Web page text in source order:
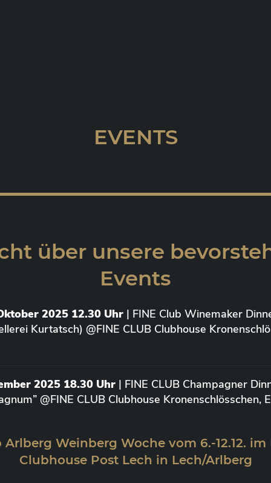
EVENTS
über unsere
Events
2025 12.30 Uhr | FINE Club Winemaker
Kurtatsch) @FINE CLUB Clubhouse
2025 18.30 Uhr | FINE CLUB Champagner
@FINE CLUB Clubhouse Kronenschlösschen,
Arlberg Weinberg Woche vom 6.-12.12. im
Clubhouse Post Lech in Lech/Arlberg